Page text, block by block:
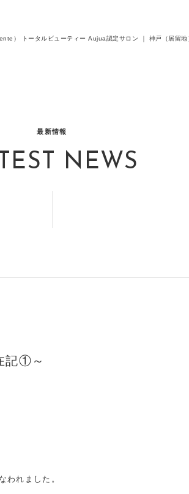
） トータルビューティー Aujua認定サロン ｜ 神戸（居留地
最新情報
NEWS
記①～
われました。